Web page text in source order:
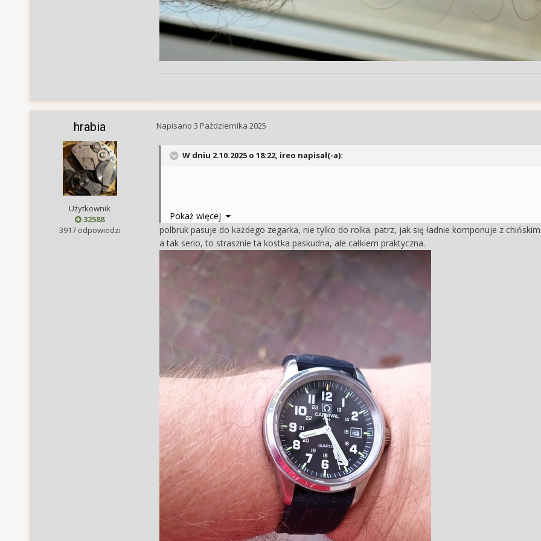
hrabia
Użytkownik
32588
3917 odpowiedzi
Napisano 3 Października 2025
W dniu 2.10.2025 o 18:22, ireo napisał(-a):
Natomiast kostka brukowa to w tym wątku gwiazda drugiego planu. Mam wrażenie, że
tylko. I jeszcze nogi. Zdjęcia zegarków z nogami w tle to też fajna kategoria.
Pokaż więcej
polbruk pasuje do każdego zegarka, nie tylko do rolka. patrz, jak się ładnie komponuje z
a tak serio, to strasznie ta kostka paskudna, ale całkiem praktyczna.